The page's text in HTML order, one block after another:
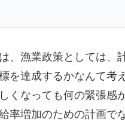
、漁業政策としては、
を達成するかなんて考
くなっても何の緊張感
率増加のための計画で